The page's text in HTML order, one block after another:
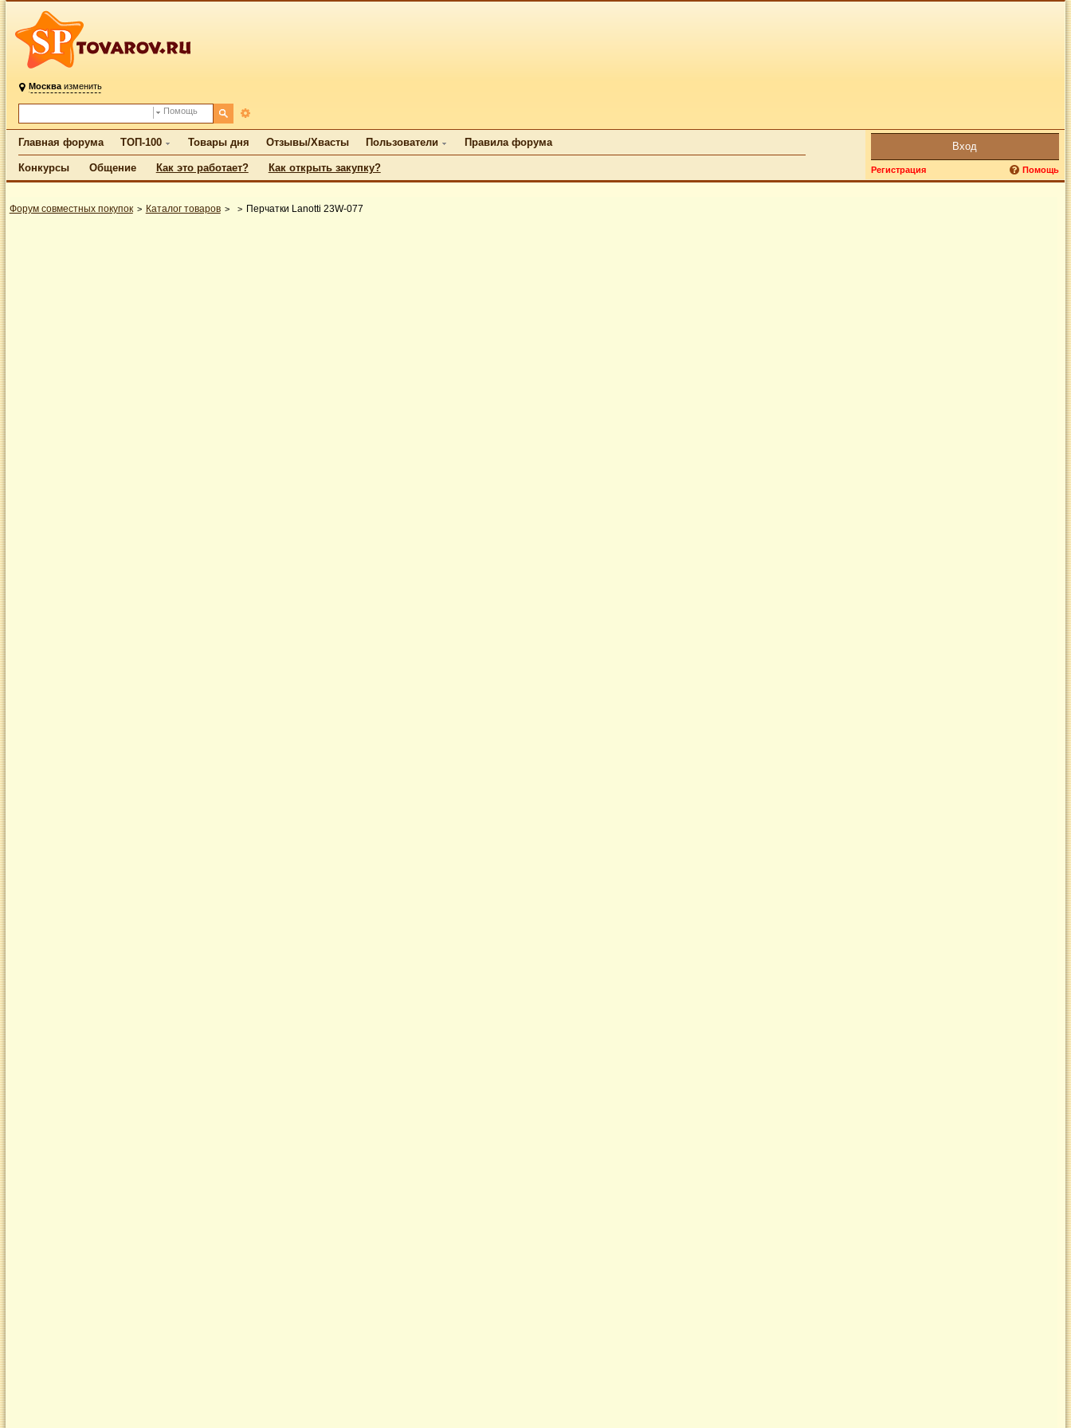
Москваизменить
Помощь
Главная форума ТОП-100 Товары дня Отзывы/Хвасты Пользователи Правила форума
Конкурсы Общение Как это работает? Как открыть закупку?
Вход
Регистрация Помощь
Форум совместных покупок Каталог товаров Перчатки Lanotti 23W-077